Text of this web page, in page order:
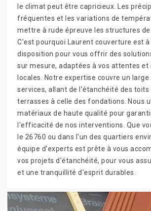
le climat peut être capricieux. Les
fréquentes et les variations de
mettre à rude épreuve les structures de
C'est pourquoi Laurent couverture est à
disposition pour vous offrir des
sur mesure, adaptées à vos attentes et
locales. Notre expertise couvre un
services, allant de l'étanchéité des toits
terrasses à celle des fondations. Nous
matériaux de haute qualité pour
l'efficacité de nos interventions. Que
le 26760 ou dans l'un des quartiers
équipe d'experts est prête à vous
vos projets d'étanchéité, pour vous
et une tranquillité d'esprit durables.